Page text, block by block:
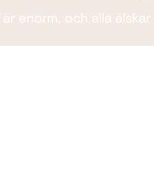
enorm, och alla